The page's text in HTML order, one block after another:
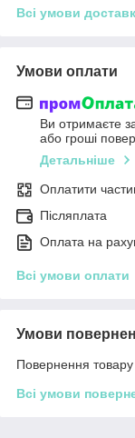
Всі умови
Умови оплати
Ви отримаєте
або гроші
Детальніше
Оплатити
Післяплата
Оплата на
Всі умови оплати
Умови
Повернення
Всі умови